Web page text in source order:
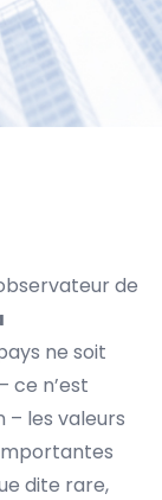
de
ne soit
ce n’est
– les valeurs
dite rare,